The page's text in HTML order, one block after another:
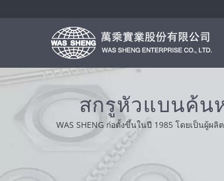
สกรูหัวแบนค้น
WAS SHENG ก่อตั้งขึ้นในปี 1985 โดยเป็นผู้